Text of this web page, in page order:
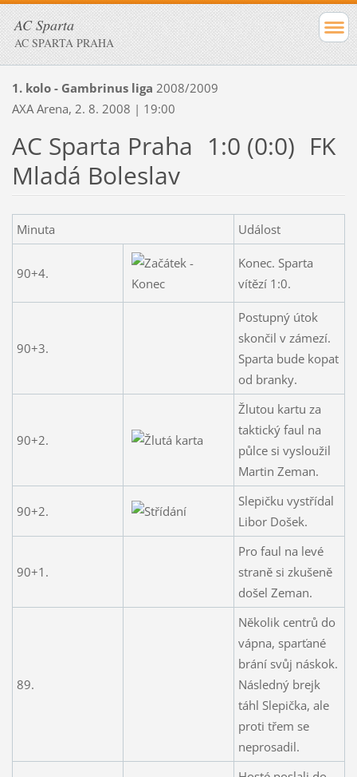
AC Sparta
AC SPARTA PRAHA
1. kolo - Gambrinus liga 2008/2009
AXA Arena, 2. 8. 2008 | 19:00
AC Sparta Praha 1:0 (0:0) FK
Mladá Boleslav
Minuta Událost
90+4.
Konec. Sparta
vítězí 1:0.
90+3.
Postupný útok
skončil v zámezí.
Sparta bude kopat
od branky.
90+2.
Žlutou kartu za
taktický faul na
půlce si vysloužil
Martin Zeman.
90+2.
Slepičku vystřídal
Libor Došek.
90+1.
Pro faul na levé
straně si zkušeně
došel Zeman.
89.
Několik centrů do
vápna, sparťané
brání svůj náskok.
Následný brejk
táhl Slepička, ale
proti třem se
neprosadil.